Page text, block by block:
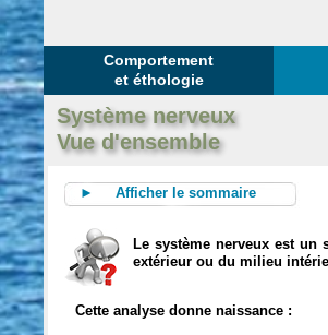
Comportement
et éthologie
Système nerveux
Vue d'ensemble
► Afficher le sommaire
Le système nerveux est
extérieur ou du milieu
Cette analyse donne naissance :